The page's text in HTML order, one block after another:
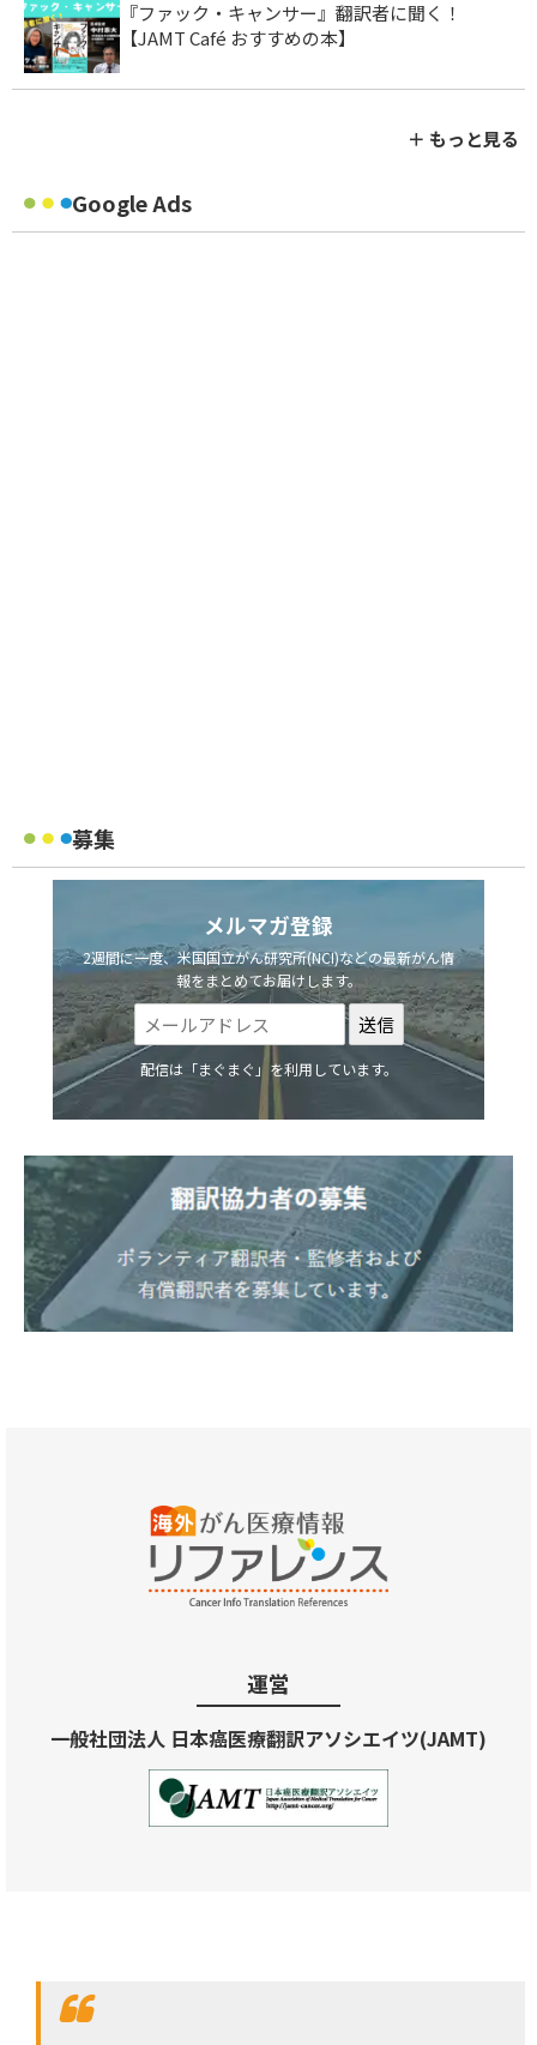
『ファック・キャンサー』翻訳者に聞く！
【JAMT Café おすすめの本】
＋ もっと見る
Google Ads
募集
メルマガ登録
2週間に一度、米国国立がん研究所(NCI)などの最新がん情
報をまとめてお届けします。
配信は「まぐまぐ」を利用しています。
運営
一般社団法人 日本癌医療翻訳アソシエイツ(JAMT)